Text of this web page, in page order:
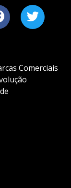
Comerciais